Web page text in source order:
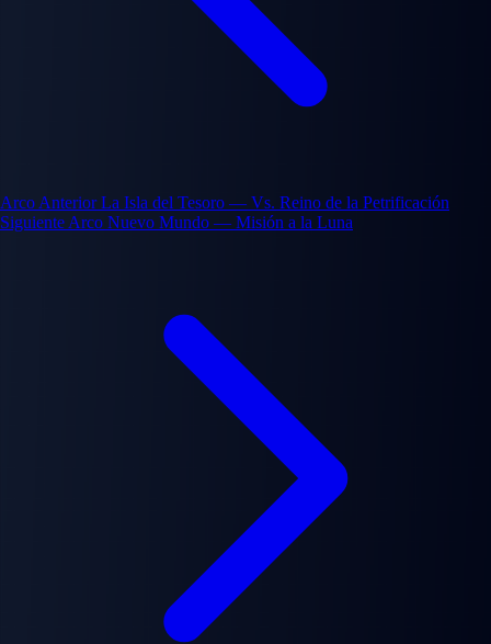
Arco Anterior La Isla del Tesoro — Vs. Reino de la Petrificación
Siguiente Arco Nuevo Mundo — Misión a la Luna